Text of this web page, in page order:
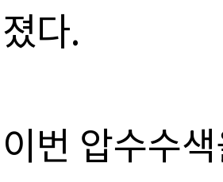
다.
번 압수수